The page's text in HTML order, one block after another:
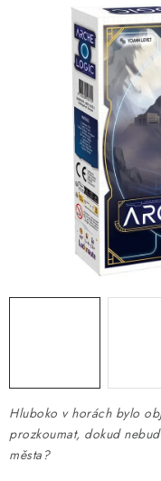
OLOHRANÍ
B2B SEKCE
DESKOHERNÍ
ZÁJMOVÉ
ZÁKLADNÍ A
JINÁ VZDĚLÁVACÍ
Obchodní podmínky
Podmínky ochrany
Deskoherní kluby,
Kalendář akcí Bohemian
Kde koupit hry Bohemian
Provizní systém
Hluboko v horách bylo
prozkoumat, dokud
města?